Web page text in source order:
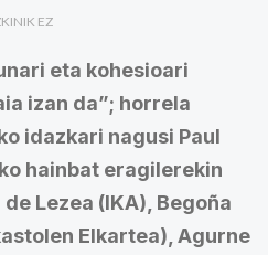
EZ
eta kohesioari
izan da”; horrela
idazkari nagusi Paul
hainbat eragilerekin
Lezea (IKA), Begoña
Elkartea), Agurne